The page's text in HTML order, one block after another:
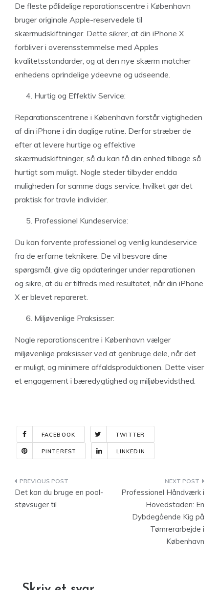
De fleste pålidelige reparationscentre i København
bruger originale Apple-reservedele til
skærmudskiftninger. Dette sikrer, at din iPhone X
forbliver i overensstemmelse med Apples
kvalitetsstandarder, og at den nye skærm matcher
enhedens oprindelige ydeevne og udseende.
Hurtig og Effektiv Service:
Reparationscentrene i København forstår vigtigheden
af din iPhone i din daglige rutine. Derfor stræber de
efter at levere hurtige og effektive
skærmudskiftninger, så du kan få din enhed tilbage så
hurtigt som muligt. Nogle steder tilbyder endda
muligheden for samme dags service, hvilket gør det
praktisk for travle individer.
Professionel Kundeservice:
Du kan forvente professionel og venlig kundeservice
fra de erfarne teknikere. De vil besvare dine
spørgsmål, give dig opdateringer under reparationen
og sikre, at du er tilfreds med resultatet, når din iPhone
X er blevet repareret.
Miljøvenlige Praksisser:
Nogle reparationscentre i København vælger
miljøvenlige praksisser ved at genbruge dele, når det
er muligt, og minimere affaldsproduktionen. Dette viser
et engagement i bæredygtighed og miljøbevidsthed.
FACEBOOK TWITTER
PINTEREST LINKEDIN
Indlægsnavigation
Det kan du bruge en pool-
støvsuger til
Professionel Håndværk i
Hovedstaden: En
Dybdegående Kig på
Tømrerarbejde i
København